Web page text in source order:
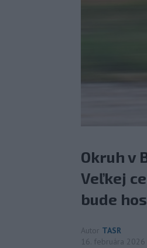
Okruh v
Veľkej
bude
Autor TASR
16. februára 2026